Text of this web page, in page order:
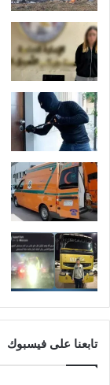
تابعنا على فيسبوك